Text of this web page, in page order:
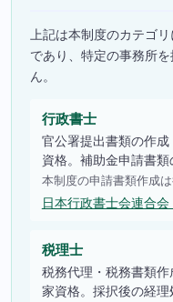
上記は本制度のカテゴ
であり、特定の事務所
ん。
行政書士
官公署提出書類の作
資格。補助金申請書類
本制度の申請書類作成
日本行政書士会連合
税理士
税務代理・税務書類
家資格。採択後の経理